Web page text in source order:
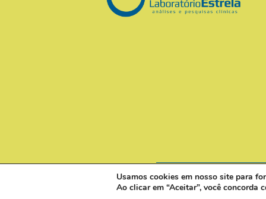
Usamos cookies em nosso site para
Ao clicar em “Aceitar”, você concorda